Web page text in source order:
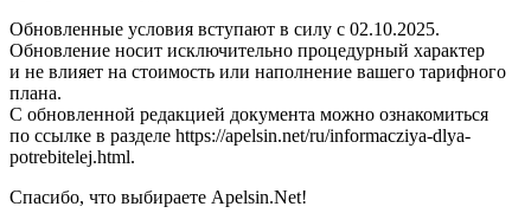
Обновленные условия вступают в силу с 02.10.2025.
Обновление носит исключительно процедурный характер
и не влияет на стоимость или наполнение вашего тарифного
плана.
С обновленной редакцией документа можно ознакомиться
по ссылке в разделе https://apelsin.net/ru/informacziya-dlya-
potrebitelej.html.
Спасибо, что выбираете Apelsin.Net!